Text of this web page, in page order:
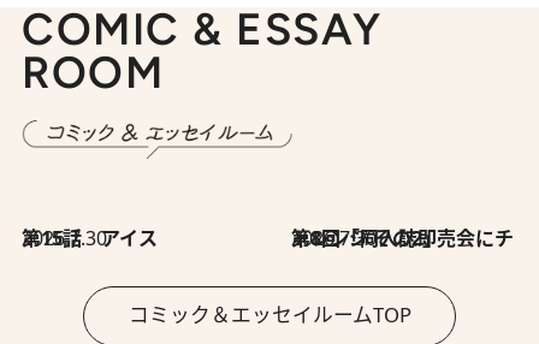
COMIC & ESSAY
ROOM
2026.7.30
第15話 アイス 2026.7.30
第8回「同人誌即売会にチャレンジ その2」
コミック＆エッセイルームTOP